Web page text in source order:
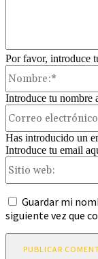
Por favor, introduce
Introduce tu nombre
Has introducido un
Introduce tu email
Guardar mi
siguiente vez que